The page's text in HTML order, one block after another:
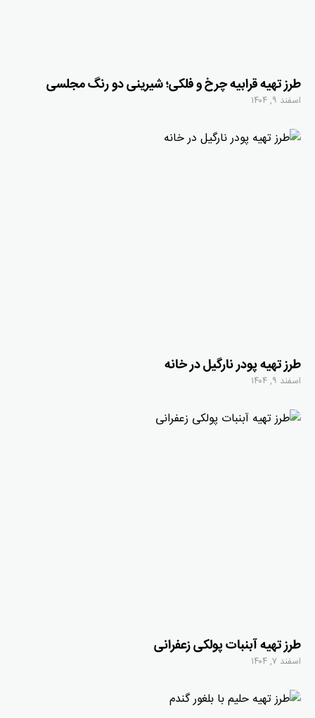
طرز تهیه قرابیه چرخ و فلکی؛ شیرینی دو رنگ مجلسی
اسفند ۹, ۱۴۰۴
طرز تهیه پودر نارگیل در خانه
اسفند ۹, ۱۴۰۴
طرز تهیه آبنبات پولکی زعفرانی
اسفند ۷, ۱۴۰۴